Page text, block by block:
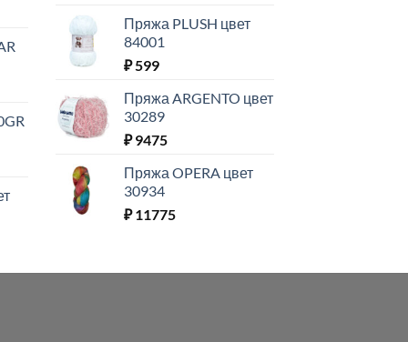
Пряжа PLUSH цвет
84001
₽599
Пряжа ARGENTO цвет
30289
₽9475
Пряжа OPERA цвет
30934
₽11775